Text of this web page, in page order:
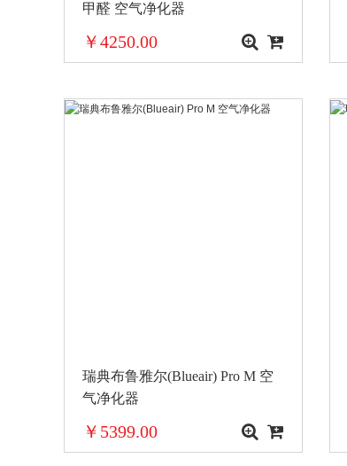
甲醛 空气净化器
￥4250.00
瑞典布鲁雅尔(Blueair) Pro M 空
气净化器
￥5399.00